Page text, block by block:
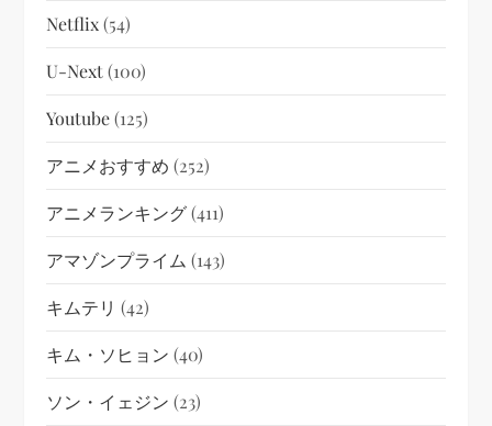
Netflix(54)
U-Next(100)
Youtube(125)
アニメおすすめ (252)
アニメランキング(411)
アマゾンプライム (143)
キムテリ (42)
キム・ソヒョン (40)
ソン・イェジン (23)